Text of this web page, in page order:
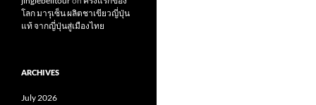
โลก มารุเซ็น ผลิตชาเขียวญี่ปุ่น
แท้ จากญี่ปุ่นสู่เมืองไทย
ARCHIVES
July 2026